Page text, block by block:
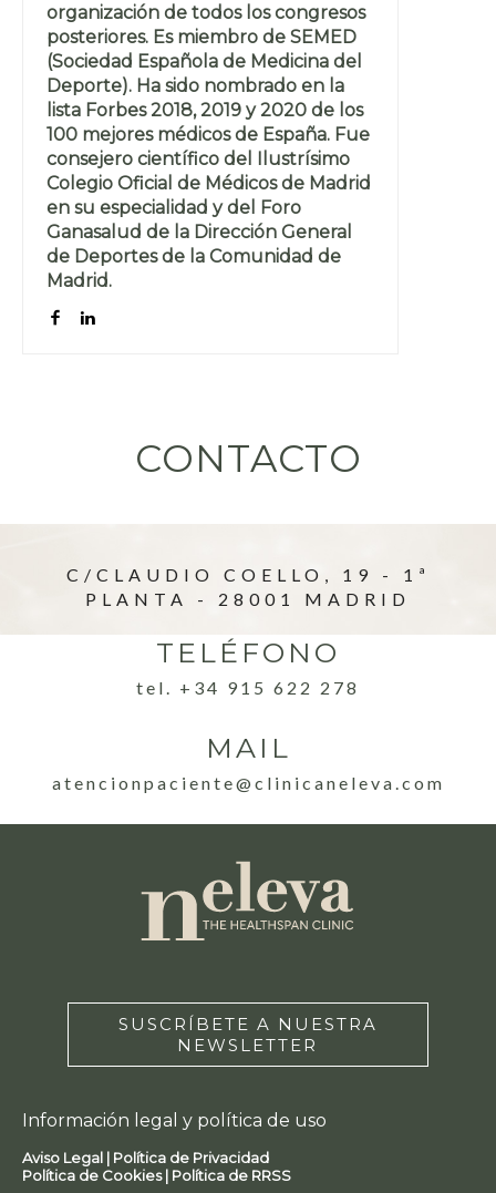
organización de todos los congresos
posteriores. Es miembro de SEMED
(Sociedad Española de Medicina del
Deporte). Ha sido nombrado en la
lista Forbes 2018, 2019 y 2020 de los
100 mejores médicos de España. Fue
consejero científico del Ilustrísimo
Colegio Oficial de Médicos de Madrid
en su especialidad y del Foro
Ganasalud de la Dirección General
de Deportes de la Comunidad de
Madrid.
CONTACTO
C/CLAUDIO COELLO, 19 - 1ª
PLANTA - 28001 MADRID
TELÉFONO
tel. +34 915 622 278
MAIL
atencionpaciente@clinicaneleva.com
SUSCRÍBETE A NUESTRA
NEWSLETTER
Información legal y política de uso
Aviso Legal | Política de Privacidad
Política de Cookies | Política de RRSS